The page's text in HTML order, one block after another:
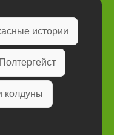
истории
Полтергейст
колдуны